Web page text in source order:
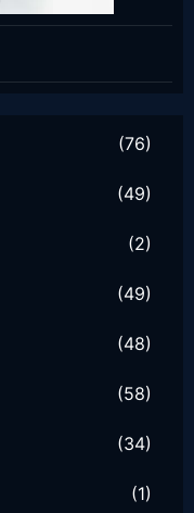
(76)
(49)
(2)
(49)
(48)
(58)
(34)
(1)